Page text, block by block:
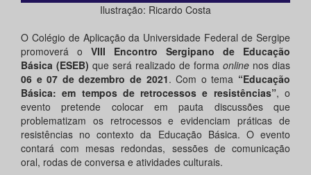
Ilustração: Ricardo Costa
O Colégio de Aplicação da Universidade Federal de Sergipe
promoverá o VIII Encontro Sergipano de Educação
Básica (ESEB) que será realizado de forma online nos dias
06 e 07 de dezembro de 2021. Com o tema “Educação
Básica: em tempos de retrocessos e resistências”, o
evento pretende colocar em pauta discussões que
problematizam os retrocessos e evidenciam práticas de
resistências no contexto da Educação Básica. O evento
contará com mesas redondas, sessões de comunicação
oral, rodas de conversa e atividades culturais.